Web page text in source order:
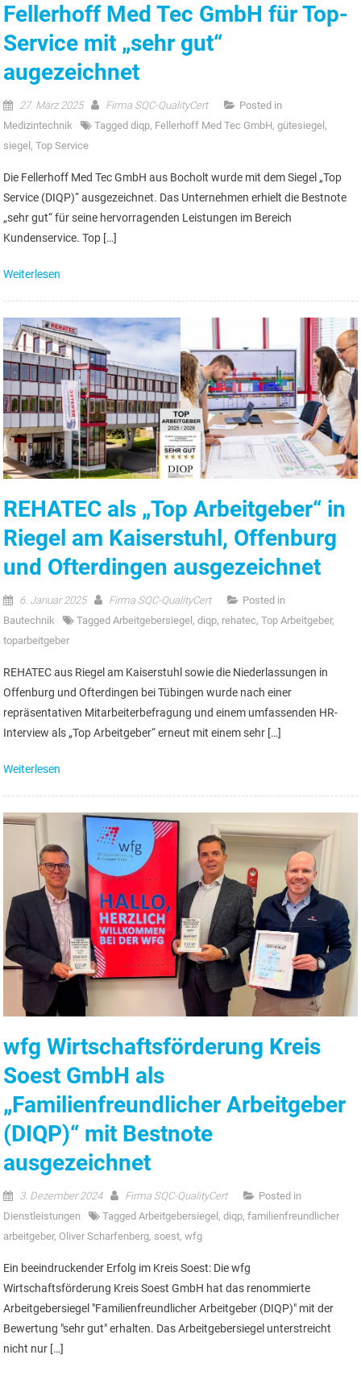
Fellerhoff Med Tec GmbH für Top-
Service mit „sehr gut“
augezeichnet
27. März 2025 Firma SQC-QualityCert
Posted in
Medizintechnik
Taggeddiqp, Fellerhoff Med Tec GmbH,gütesiegel ,
siegel ,Top Service
Die Fellerhoff Med Tec GmbH aus Bocholt wurde mit dem Siegel „Top
Service (DIQP)“ ausgezeichnet. Das Unternehmen erhielt die Bestnote
„sehr gut“ für seine hervorragenden Leistungen im Bereich
Kundenservice. Top […]
Weiterlesen
REHATEC als „Top Arbeitgeber“ in
Riegel am Kaiserstuhl, Offenburg
und Ofterdingen ausgezeichnet
6. Januar 2025 Firma SQC-QualityCert
Posted in
Bautechnik
TaggedArbeitgebersiegel ,diqp, rehatec,Top Arbeitgeber,
toparbeitgeber
REHATEC aus Riegel am Kaiserstuhl sowie die Niederlassungen in
Offenburg und Ofterdingen bei Tübingen wurde nach einer
repräsentativen Mitarbeiterbefragung und einem umfassenden HR-
Interview als „Top Arbeitgeber“ erneut mit einem sehr […]
Weiterlesen
wfg Wirtschaftsförderung Kreis
Soest GmbH als
„Familienfreundlicher Arbeitgeber
(DIQP)“ mit Bestnote
ausgezeichnet
3. Dezember 2024 Firma SQC-QualityCert
Posted in
Dienstleistungen
TaggedArbeitgebersiegel ,diqp,familienfreundlicher
arbeitgeber,Oliver Scharfenberg, soest,wfg
Ein beeindruckender Erfolg im Kreis Soest: Die wfg
Wirtschaftsförderung Kreis Soest GmbH hat das renommierte
Arbeitgebersiegel "Familienfreundlicher Arbeitgeber (DIQP)" mit der
Bewertung "sehr gut" erhalten. Das Arbeitgebersiegel unterstreicht
nicht nur […]